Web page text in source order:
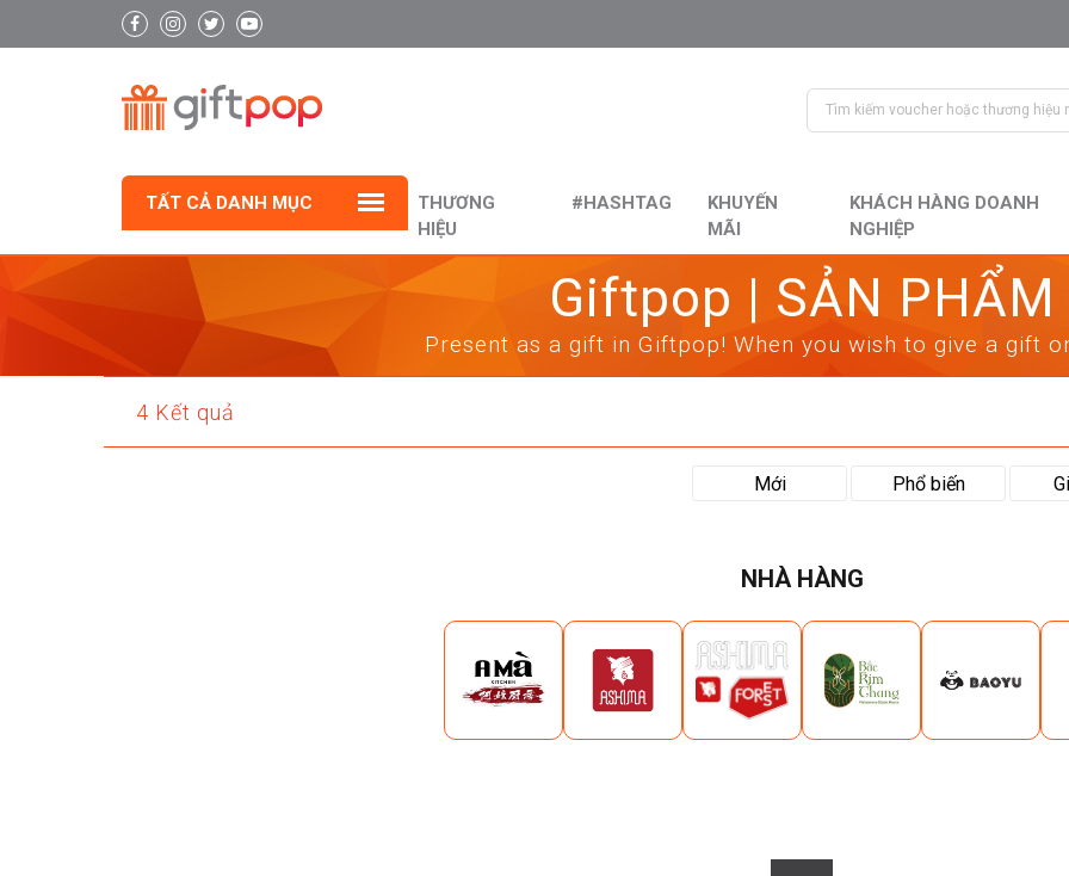
TẤT CẢ DANH MỤC
THƯƠNG
HIỆU
#HASHTAG
KHUYẾN
MÃI
KHÁCH HÀNG DOANH
NGHIỆP
Giftpop | SẢN PHẨM
Present as a gift in Giftpop! When you wish to give a gift
4 Kết quả
Mới Phổ biến
NHÀ HÀNG